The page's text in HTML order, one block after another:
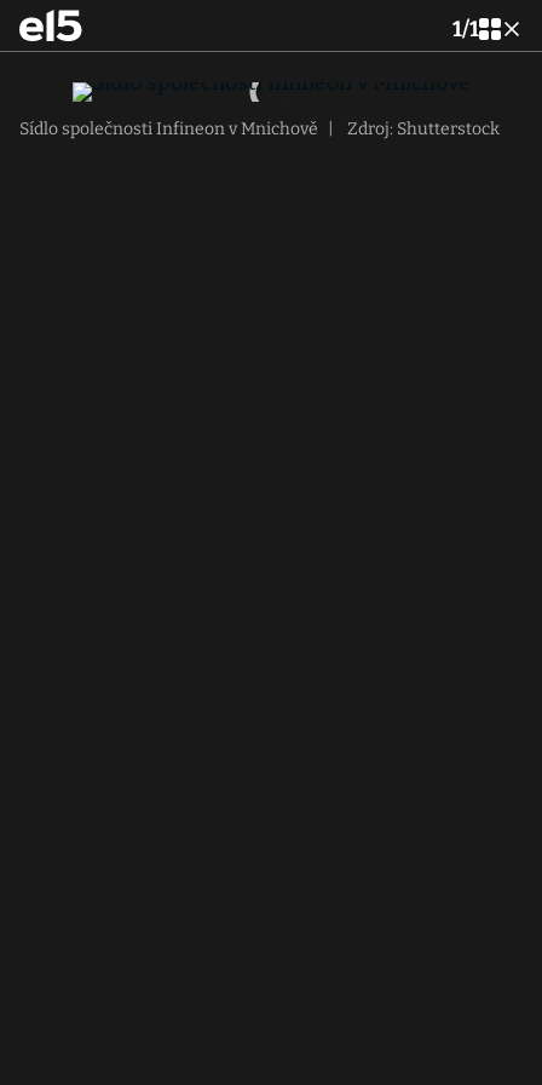
1/1
Sídlo společnosti Infineon v Mnichově Zdroj: Shutterstock